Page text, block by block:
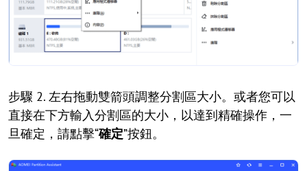
步驟 2. 左右拖動雙箭頭調整分割區大小。或者您可以
直接在下方輸入分割區的大小，以達到精確操作，一
旦確定，請點擊“確定”按鈕。